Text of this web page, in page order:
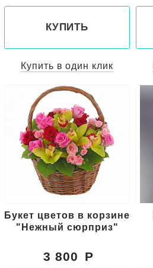
КУПИТЬ
Купить в один клик
Букет цветов в корзине
"Нежный сюрприз"
3 800